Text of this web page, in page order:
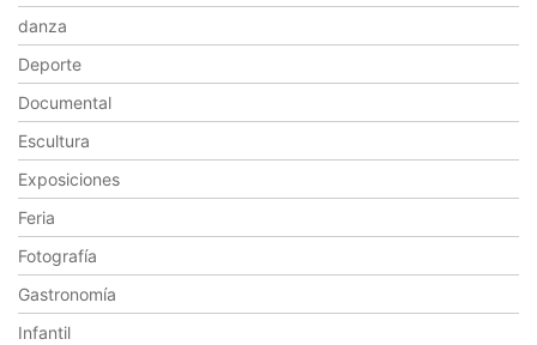
danza
Deporte
Documental
Escultura
Exposiciones
Feria
Fotografía
Gastronomía
Infantil